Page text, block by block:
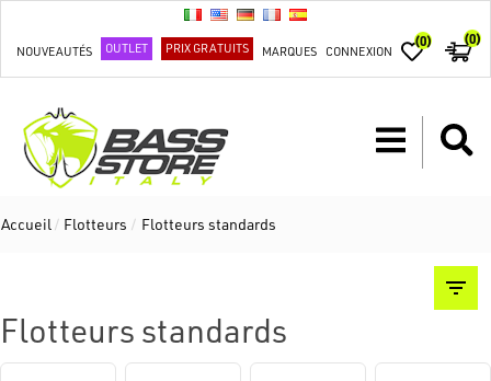
NOUVEAUTÉS OUTLET PRIX GRATUITS MARQUES CONNEXION
(0) (0)
Accueil/ Flotteurs / Flotteurs standards
Flotteurs standards